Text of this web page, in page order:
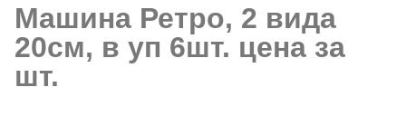
Машина Ретро, 2 вида
20см, в уп 6шт. цена за
шт.